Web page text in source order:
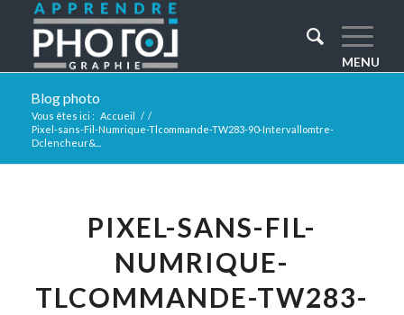
Blog photo
Vous êtes ici : Accueil / /
Pixel-sans-Fil-Numrique-Tlcommande-TW283-90-Intervallomtre-
Dclencheur&...
PIXEL-SANS-FIL-
NUMRIQUE-
TLCOMMANDE-TW283-